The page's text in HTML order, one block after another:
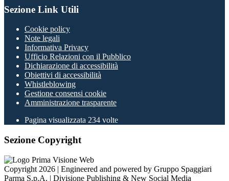
Sezione Link Utili
Cookie policy
Note legali
Informativa Privacy
Ufficio Relazioni con il Pubblico
Dichiarazione di accessibilità
Obiettivi di accessibilità
Whistleblowing
Gestione consensi cookie
Amministrazione trasparente
Pagina visualizzata 234 volte
Sezione Copyright
Copyright 2026 | Engineered and powered by Gruppo Spaggiari
Parma S.p.A. | Divisione Publishing & New Social Media